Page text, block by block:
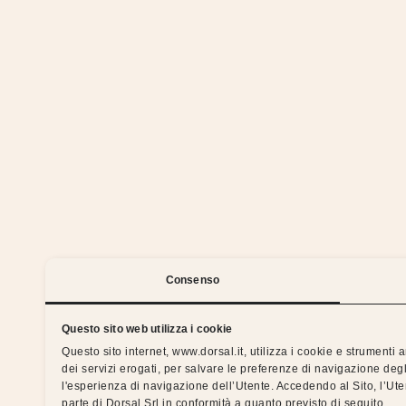
Consenso
Questo sito web utilizza i cookie
Questo sito internet, www.dorsal.it, utilizza i cookie e strumenti
dei servizi erogati, per salvare le preferenze di navigazione
l'esperienza di navigazione dell’Utente. Accedendo al Sito,
Silent nights with the Dorsal